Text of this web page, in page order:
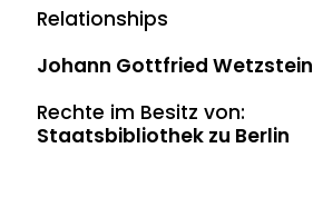
Relationships
Johann Gottfried Wetzstein
Rechte im Besitz von:
Staatsbibliothek zu Berlin